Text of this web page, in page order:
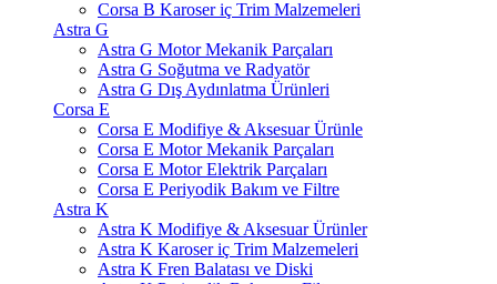
Corsa B Karoser iç Trim Malzemeleri
Astra G
Astra G Motor Mekanik Parçaları
Astra G Soğutma ve Radyatör
Astra G Dış Aydınlatma Ürünleri
Corsa E
Corsa E Modifiye & Aksesuar Ürünle
Corsa E Motor Mekanik Parçaları
Corsa E Motor Elektrik Parçaları
Corsa E Periyodik Bakım ve Filtre
Astra K
Astra K Modifiye & Aksesuar Ürünler
Astra K Karoser iç Trim Malzemeleri
Astra K Fren Balatası ve Diski